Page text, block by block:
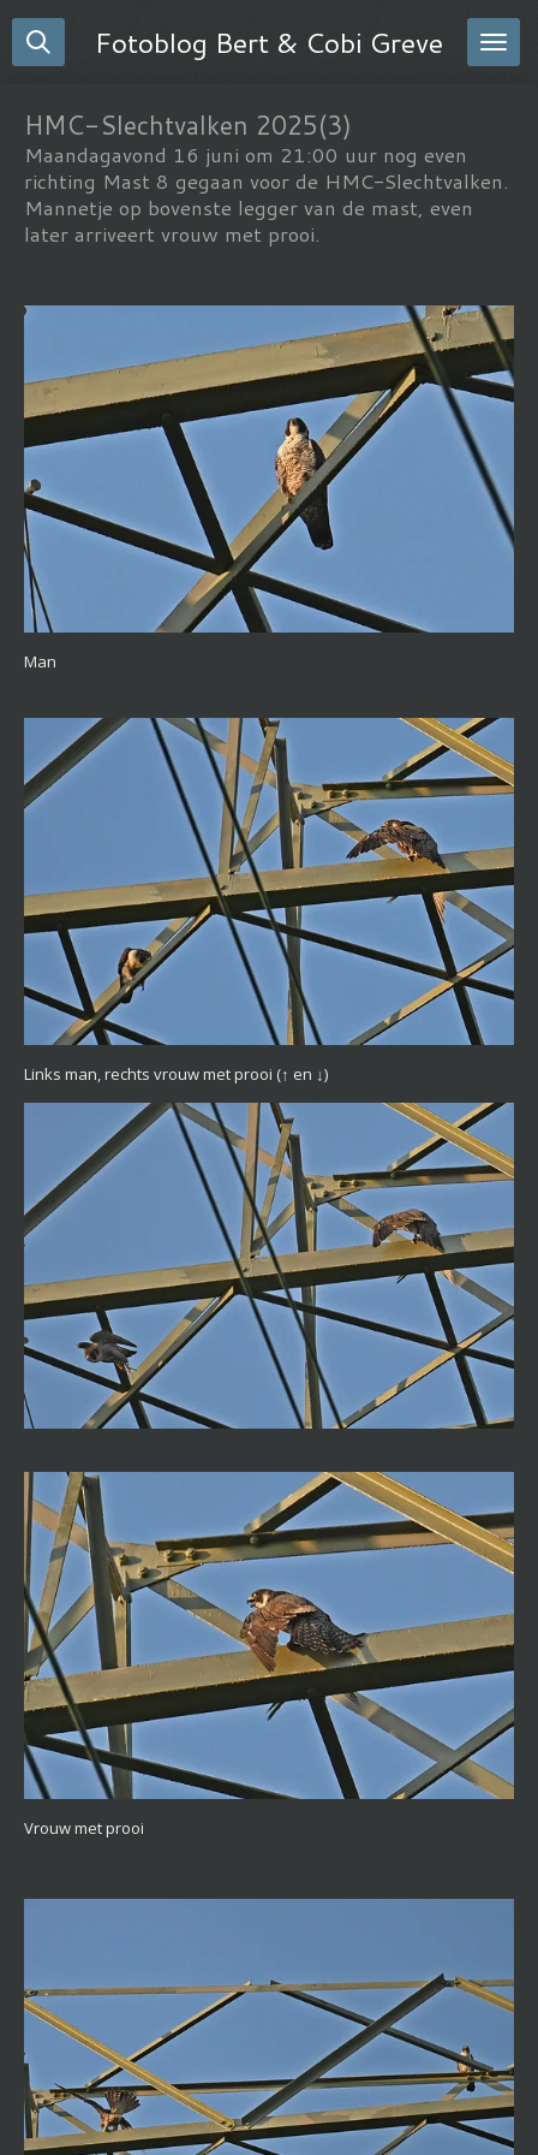
Ga
direct
hoofdinhoud
Fotoblog Bert & Cobi Greve
HMC-Slechtvalken 2025(3)
Maandagavond 16 juni om 21:00 uur nog even
richting Mast 8 gegaan voor de HMC-Slechtvalken.
Mannetje op bovenste legger van de mast, even
later arriveert vrouw met prooi.
Man
Links man, rechts vrouw met prooi (↑ en ↓)
Vrouw met prooi